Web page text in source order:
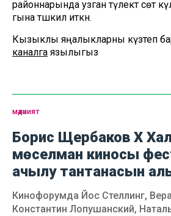
районнарында узган тәүлектә сөт
гына тәшкил иткән.
Кызыклы яңалыкларны күзәтеп
каналга язылыгыз
мәдәният
Борис Щербаков Х
мөселман киносы
ачылу тантанасын
Кинофорумда Йос Стеллинг,
Константин Лопушанский,